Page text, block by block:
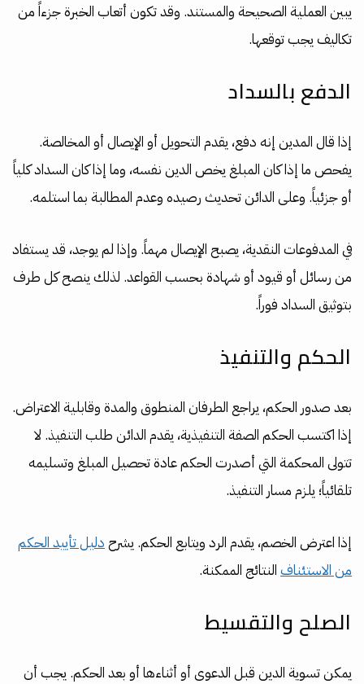
يبين العملية الصحيحة والمستند. وقد تكون أتعاب الخبرة جزءاً من
تكاليف يجب توقعها.
الدفع بالسداد
إذا قال المدين إنه دفع، يقدم التحويل أو الإيصال أو المخالصة.
يفحص ما إذا كان المبلغ يخص الدين نفسه، وما إذا كان السداد كلياً
أو جزئياً. وعلى الدائن تحديث رصيده وعدم المطالبة بما استلمه.
في المدفوعات النقدية، يصبح الإيصال مهماً. وإذا لم يوجد، قد يستفاد
من رسائل أو قيود أو شهادة بحسب القواعد. لذلك ينصح كل طرف
بتوثيق السداد فوراً.
الحكم والتنفيذ
بعد صدور الحكم، يراجع الطرفان المنطوق والمدة وقابلية الاعتراض.
إذا اكتسب الحكم الصفة التنفيذية، يقدم الدائن طلب التنفيذ. لا
تتولى المحكمة التي أصدرت الحكم عادة تحصيل المبلغ وتسليمه
تلقائياً؛ يلزم مسار التنفيذ.
إذا اعترض الخصم، يقدم الرد ويتابع الحكم. يشرح دليل تأييد الحكم
من الاستئناف النتائج الممكنة.
الصلح والتقسيط
يمكن تسوية الدين قبل الدعوى أو أثناءها أو بعد الحكم. يجب أن